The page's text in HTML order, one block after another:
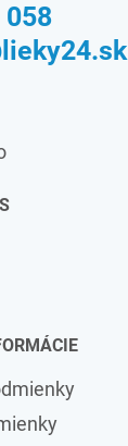
058